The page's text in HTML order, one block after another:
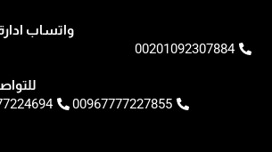
واتساب
00201092307884
00967777227855